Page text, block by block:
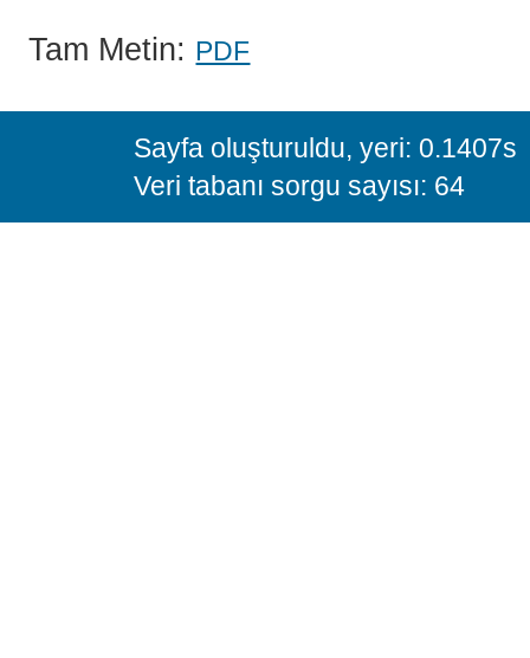
Tam Metin: PDF
Sayfa oluşturuldu, yeri: 0.1407s
Veri tabanı sorgu sayısı: 64